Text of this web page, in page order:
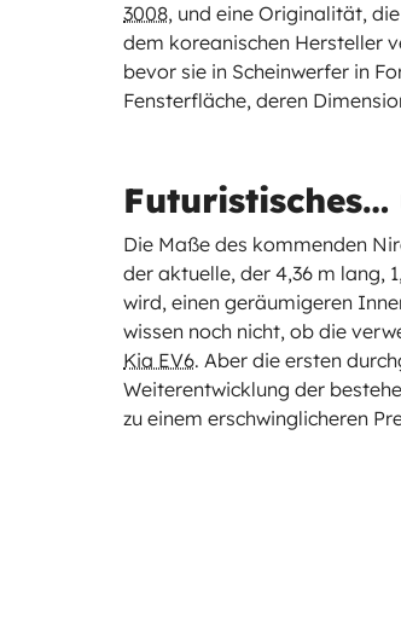
3008, und eine Originalität,
dem koreanischen Hersteller
bevor sie in Scheinwerfer in
Fensterfläche, deren
Die Maße des kommenden
der aktuelle, der 4,36 m lang,
wird, einen geräumigeren
wissen noch nicht, ob die
Kia EV6. Aber die ersten
Weiterentwicklung der
zu einem erschwinglicheren